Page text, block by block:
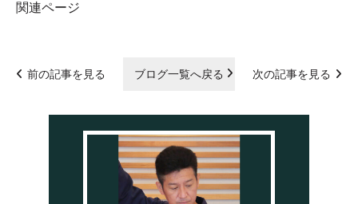
関連ページ
前の記事を見る ブログ一覧へ戻る 次の記事を見る